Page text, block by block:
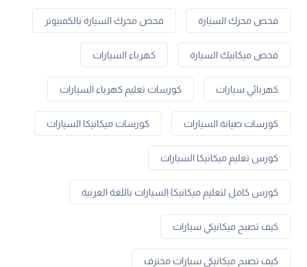
فحص محرك السيارة فحص محرك السيارة بالكمبيوتر
فحص ميكانيك السيارة كهرباء السيارات
كهربائي سيارات كورسات تعليم كهرباء السيارات
كورسات صيانة السيارات كورسات ميكانيكا السيارات
كورس تعليم ميكانيكا السيارات
كورس كامل لتعليم ميكانيكا السيارات باللغة العربية
كيف تصبح ميكانيكي سيارات
كيف تصبح ميكانيكي سيارات محترف